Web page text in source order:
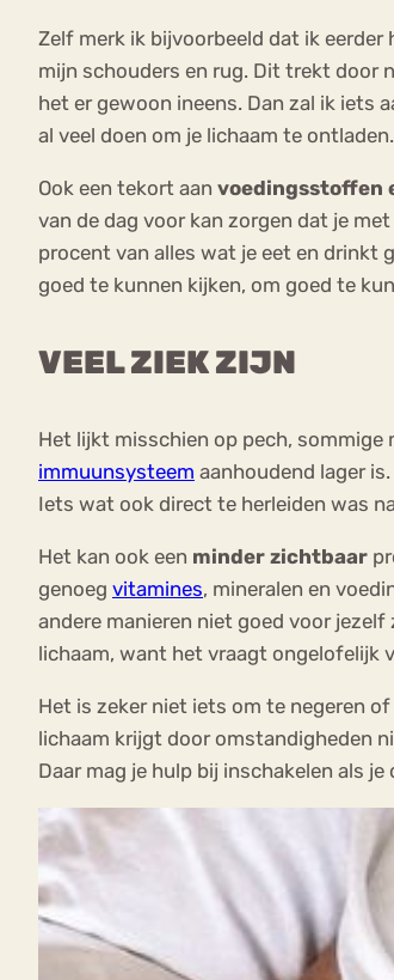
Zelf merk ik bijvoorbeeld dat ik eerder
mijn schouders en rug. Dit trekt door
het er gewoon ineens. Dan zal ik iets
al veel doen om je lichaam te
Ook een tekort aan voedingsstoffen
van de dag voor kan zorgen dat je
procent van alles wat je eet en drinkt
goed te kunnen kijken, om goed te
VEEL ZIEK ZIJN
Het lijkt misschien op pech, sommige
immuunsysteem aanhoudend lager
Iets wat ook direct te herleiden was
Het kan ook een minder zichtbaar
genoeg vitamines, mineralen en
andere manieren niet goed voor
lichaam, want het vraagt ongelofelijk
Het is zeker niet iets om te negeren
lichaam krijgt door omstandigheden
Daar mag je hulp bij inschakelen als